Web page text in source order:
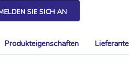
SIE SICH AN
Produkteigenschaften